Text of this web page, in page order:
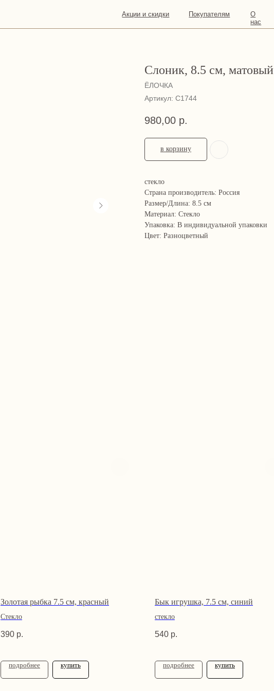
Акции и скидки Покупателям О
нас
Контакты
Слоник, 8.5 см, матовый
ЁЛОЧКА
Артикул: С1744
980,00 р.
в корзину
стекло
Страна производитель: Россия
Размер/Длина: 8.5 см
Материал: Стекло
Упаковка: В индивидуальной упаковки
Цвет: Разноцветный
Золотая рыбка 7.5 см, красный
Стекло
390 р.
подробнее купить
Бык игрушка, 7.5 см, синий
стекло
540 р.
подробнее купить